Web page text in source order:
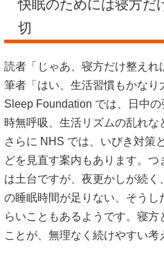
快眠のためには寝方だ
切
読者「じゃあ、寝方だけ整えれ
筆者「はい、生活習慣もかなり
Sleep Foundation では、日中
時無呼吸、生活リズムの乱れな
さらに NHS では、いびき対策
どを見直す案内もあります。つ
は土台ですが、夜更かしが続く
の睡眠時間が足りない、そう
らいこともあるようです。寝
ことが、無理なく続けやすい考